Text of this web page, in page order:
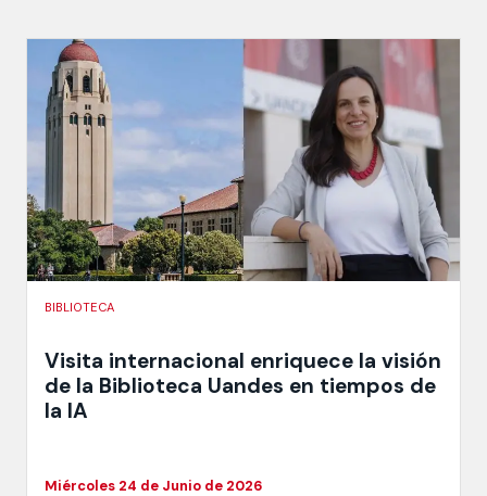
BIBLIOTECA
Visita internacional enriquece la visión
de la Biblioteca Uandes en tiempos de
la IA
Miércoles 24 de Junio de 2026